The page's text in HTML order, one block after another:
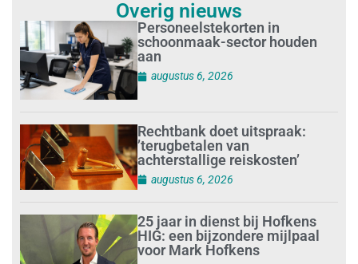
Overig nieuws
Personeelstekorten in
schoonmaak-sector houden
aan
augustus 6, 2026
Rechtbank doet uitspraak:
’terugbetalen van
achterstallige reiskosten’
augustus 6, 2026
25 jaar in dienst bij Hofkens
HIG: een bijzondere mijlpaal
voor Mark Hofkens